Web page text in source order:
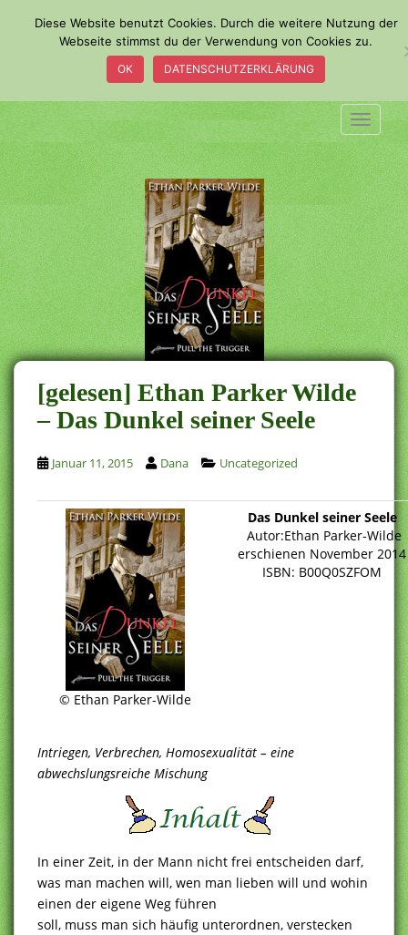
o
m
a
i
n
c
o
n
t
e
n
t
[gelesen] Ethan Parker Wilde
– Das Dunkel seiner Seele
Januar 11, 2015 Dana Uncategorized
© Ethan Parker-Wilde
Das Dunkel seiner Seele
Autor:Ethan Parker-Wilde
erschienen November 2014
ISBN: B00Q0SZFOM
Intriegen, Verbrechen, Homosexualität – eine
abwechslungsreiche Mischung
In einer Zeit, in der Mann nicht frei entscheiden darf,
was man machen will, wen man lieben will und wohin
einen der eigene Weg führen
soll, muss man sich häufig unterordnen, verstecken
Diese Website benutzt Cookies. Durch die weitere Nutzung der
Webseite stimmst du der Verwendung von Cookies zu.
OK DATENSCHUTZERKLÄRUNG